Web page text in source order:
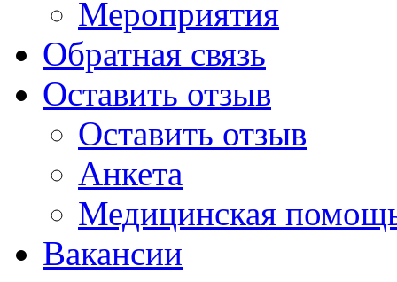
Мероприятия
Обратная связь
Оставить отзыв
Оставить отзыв
Анкета
Медицинская
Вакансии